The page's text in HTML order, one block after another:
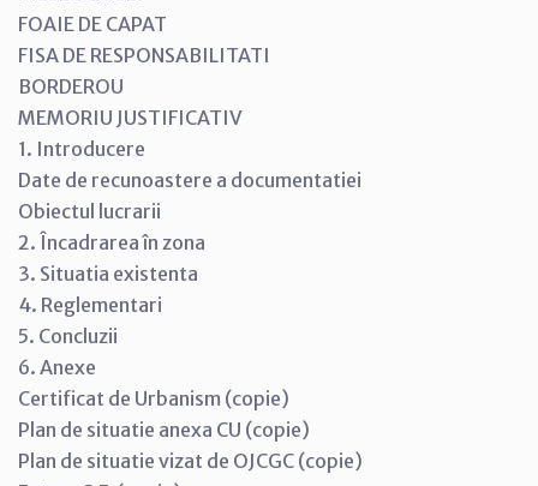
FOAIE DE CAPAT
FISA DE RESPONSABILITATI
BORDEROU
MEMORIU JUSTIFICATIV
1. Introducere
Date de recunoastere a documentatiei
Obiectul lucrarii
2. Încadrarea în zona
3. Situatia existenta
4. Reglementari
5. Concluzii
6. Anexe
Certificat de Urbanism (copie)
Plan de situatie anexa CU (copie)
Plan de situatie vizat de OJCGC (copie)